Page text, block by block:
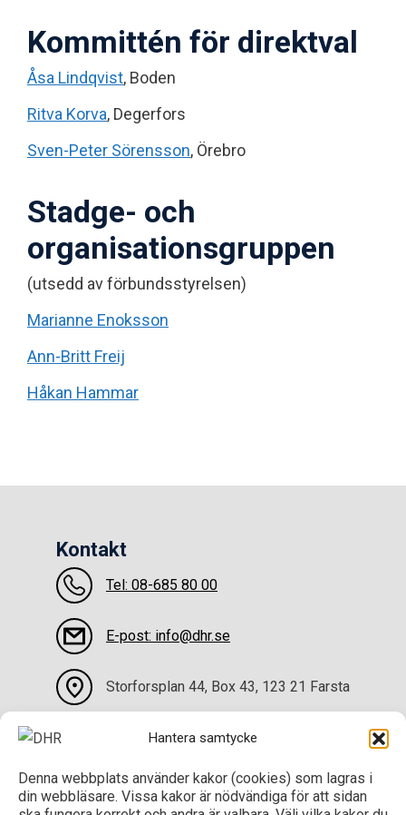
Hantera samtycke
Denna webbplats använder kakor (cookies) som lagras i
din webbläsare. Vissa kakor är nödvändiga för att sidan
Kommittén för direktval
Åsa Lindqvist, Boden
Ritva Korva, Degerfors
Sven-Peter Sörensson, Örebro
Stadge- och
organisationsgruppen
(utsedd av förbundsstyrelsen)
Marianne Enoksson
Ann-Britt Freij
Håkan Hammar
Kontakt
Tel: 08-685 80 00
E-post: info@dhr.se
Storforsplan 44, Box 43, 123 21 Farsta
Kontakta oss
Sociala medier